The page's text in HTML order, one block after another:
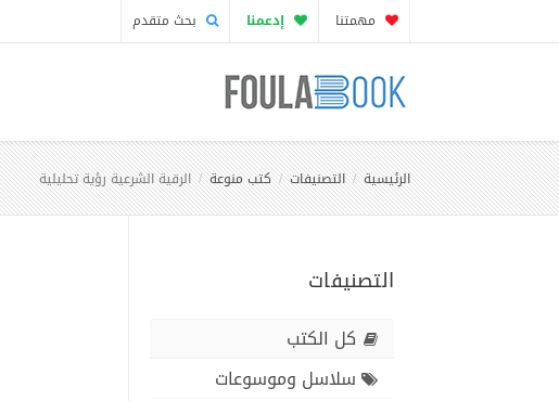
مهمتنا إدعمنا بحث متقدم
الرئيسية التصنيفات كتب منوعة الرقية الشرعية رؤية تحليلية
التصنيفات
كل الكتب
سلاسل وموسوعات